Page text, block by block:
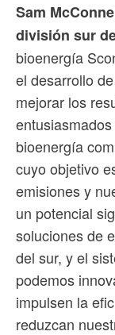
Sam
división sur
bioenergía
el desarrollo
mejorar los
bioenergía
cuyo objetivo
emisiones y
un potencial
soluciones de
del sur, y el
podemos
impulsen la
reduzcan